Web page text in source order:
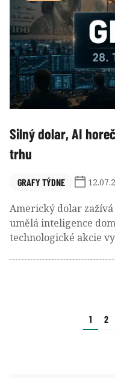
Silný dolar, AI
trhu
GRAFY TÝDNE
Americký dolar
umělá inteligence
technologické akcie
1 2